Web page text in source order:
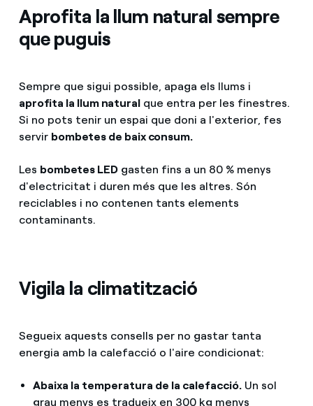
Aprofita la llum natural sempre
que puguis
Sempre que sigui possible, apaga els llums i
aprofita la llum naturalque entra per les finestres.
Si no pots tenir un espai que doni a l'exterior, fes
servir bombetes de baix consum.
Les bombetes LEDgasten fins a un 80 % menys
d'electricitat i duren més que les altres. Són
reciclables i no contenen tants elements
contaminants.
Vigila la climatització
Segueix aquests consells per no gastar tanta
energia amb la calefacció o l'aire condicionat:
Abaixa la temperatura de la calefacció.Un sol
grau menys es tradueix en 300 kg menys